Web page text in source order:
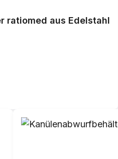
ratiomed aus Edelstahl